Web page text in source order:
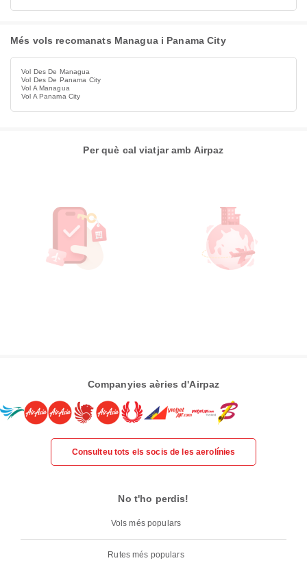
Més vols recomanats Managua i Panama City
Vol Des De Managua
Vol Des De Panama City
Vol A Managua
Vol A Panama City
Per què cal viatjar amb Airpaz
Companyies aèries d'Airpaz
Consulteu tots els socis de les aerolínies
No t'ho perdis!
Vols més populars
Rutes més populars